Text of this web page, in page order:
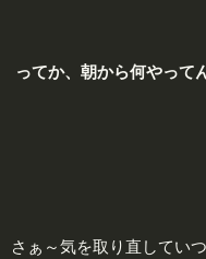
ってか、 朝から何やって
さぁ～気を取り直してい